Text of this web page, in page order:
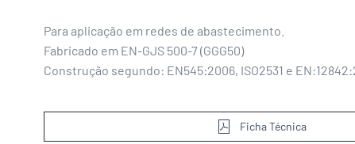
Para aplicação em redes de abastecimento.
Fabricado em EN-GJS 500-7 (GGG50)
Construção segundo: EN545:2006, ISO2531 e
Ficha Técnica